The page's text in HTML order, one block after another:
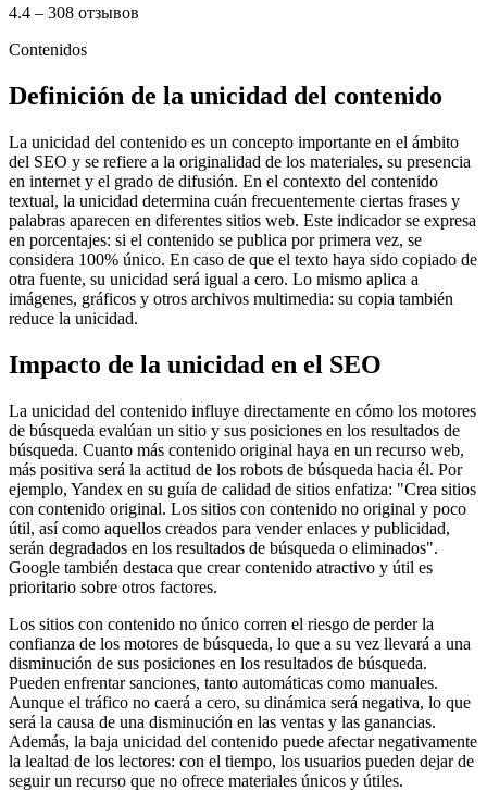
4.4 – 308 отзывов
Contenidos
Definición de la unicidad del contenido
La unicidad del contenido es un concepto importante en el ámbito
del SEO y se refiere a la originalidad de los materiales, su presencia
en internet y el grado de difusión. En el contexto del contenido
textual, la unicidad determina cuán frecuentemente ciertas frases y
palabras aparecen en diferentes sitios web. Este indicador se expresa
en porcentajes: si el contenido se publica por primera vez, se
considera 100% único. En caso de que el texto haya sido copiado de
otra fuente, su unicidad será igual a cero. Lo mismo aplica a
imágenes, gráficos y otros archivos multimedia: su copia también
reduce la unicidad.
Impacto de la unicidad en el SEO
La unicidad del contenido influye directamente en cómo los motores
de búsqueda evalúan un sitio y sus posiciones en los resultados de
búsqueda. Cuanto más contenido original haya en un recurso web,
más positiva será la actitud de los robots de búsqueda hacia él. Por
ejemplo, Yandex en su guía de calidad de sitios enfatiza: "Crea sitios
con contenido original. Los sitios con contenido no original y poco
útil, así como aquellos creados para vender enlaces y publicidad,
serán degradados en los resultados de búsqueda o eliminados".
Google también destaca que crear contenido atractivo y útil es
prioritario sobre otros factores.
Los sitios con contenido no único corren el riesgo de perder la
confianza de los motores de búsqueda, lo que a su vez llevará a una
disminución de sus posiciones en los resultados de búsqueda.
Pueden enfrentar sanciones, tanto automáticas como manuales.
Aunque el tráfico no caerá a cero, su dinámica será negativa, lo que
será la causa de una disminución en las ventas y las ganancias.
Además, la baja unicidad del contenido puede afectar negativamente
la lealtad de los lectores: con el tiempo, los usuarios pueden dejar de
seguir un recurso que no ofrece materiales únicos y útiles.